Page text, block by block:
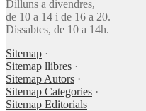
Dilluns a divendres,
de 10 a 14 i de 16 a 20.
Dissabtes, de 10 a 14h.
Sitemap ·
Sitemap llibres ·
Sitemap Autors ·
Sitemap Categories ·
Sitemap Editorials